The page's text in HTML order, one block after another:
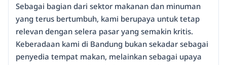
Sebagai bagian dari sektor makanan dan minuman
yang terus bertumbuh, kami berupaya untuk tetap
relevan dengan selera pasar yang semakin kritis.
Keberadaan kami di Bandung bukan sekadar sebagai
penyedia tempat makan, melainkan sebagai upaya